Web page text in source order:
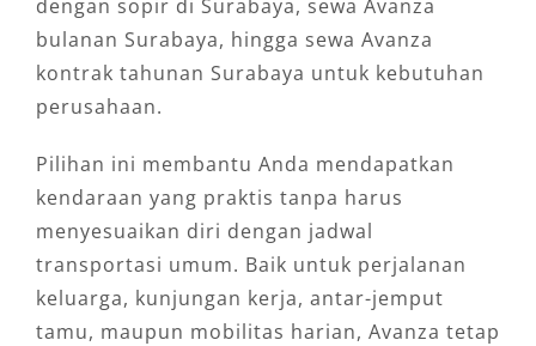
dengan sopir di Surabaya, sewa Avanza
bulanan Surabaya, hingga sewa Avanza
kontrak tahunan Surabaya untuk kebutuhan
perusahaan.
Pilihan ini membantu Anda mendapatkan
kendaraan yang praktis tanpa harus
menyesuaikan diri dengan jadwal
transportasi umum. Baik untuk perjalanan
keluarga, kunjungan kerja, antar-jemput
tamu, maupun mobilitas harian, Avanza tetap